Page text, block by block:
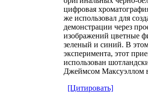
цифровая
же использовал для
демонстрации через
изображений цветные
зеленый и синий. В
эксперимента, этот
использован
Джеймсом Максуэллом
[Цитировать]